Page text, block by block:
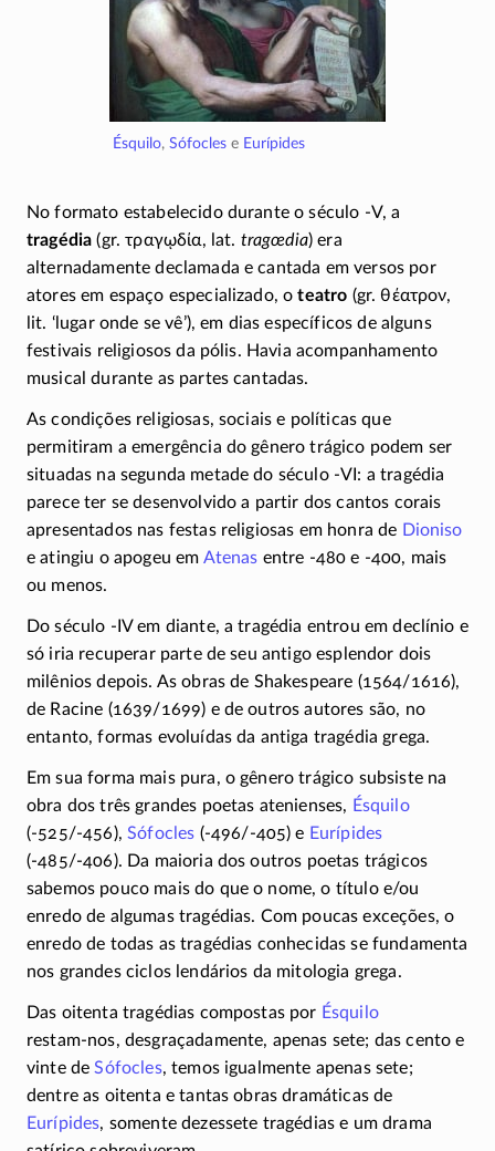
Ésquilo,Sófocles e Eurípides
No formato estabelecido durante o século -V, a
tragédia (gr.τραγῳδία, lat. tragœdia) era
alternadamente declamada e cantada em versos por
atores em espaço especializado, oteatro (gr. θέατρον,
lit. ‘lugar onde se vê’), em dias específicos de alguns
festivais religiosos da pólis. Havia acompanhamento
musical durante as partes cantadas.
As condições religiosas, sociais e políticas que
permitiram a emergência do gênero trágico podem ser
situadas na segunda metade do século -VI : a tragédia
parece ter se desenvolvido a partir dos cantos corais
apresentados nas festas religiosas em honra de Dioniso
e atingiu o apogeu em Atenas entre -480 e -400, mais
ou menos.
Do século -IVem diante, a tragédia entrou em declínio e
só iria recuperar parte de seu antigo esplendor dois
milênios depois. As obras de Shakespeare (1564/1616),
de Racine (1639/1699) e de outros autores são, no
entanto, formas evoluídas da antiga tragédia grega.
Em sua forma mais pura, o gênero trágico subsiste na
obra dos três grandes poetas atenienses, Ésquilo
(-525/-456),Sófocles (-496/-405) e Eurípides
(-485/-406). Da maioria dos outros poetas trágicos
sabemos pouco mais do que o nome, o título e/ou
enredo de algumas tragédias. Com poucas exceções, o
enredo de todas as tragédias conhecidas se fundamenta
nos grandes ciclos lendários da mitologia grega.
Das oitenta tragédias compostas por Ésquilo
restam-nos, desgraçadamente, apenas sete; das cento e
vinte deSófocles, temos igualmente apenas sete;
dentre as oitenta e tantas obras dramáticas de
Eurípides, somente dezessete tragédias e um drama